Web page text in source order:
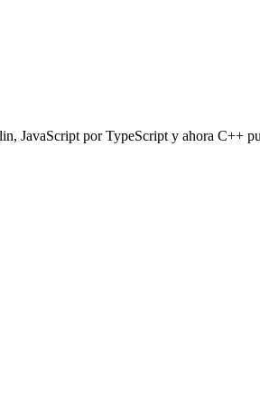
JavaScript por TypeScript y ahora C++